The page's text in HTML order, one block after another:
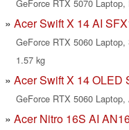
GeForce RTX 5070
Acer Swift X 14 AI
GeForce RTX 5060
1.57 kg
Acer Swift X 14 OLED
GeForce RTX 5060
Acer Nitro 16S AI